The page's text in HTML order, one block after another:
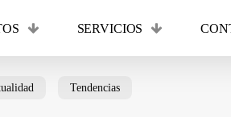
SERVICIOS
Cart
Tendencias